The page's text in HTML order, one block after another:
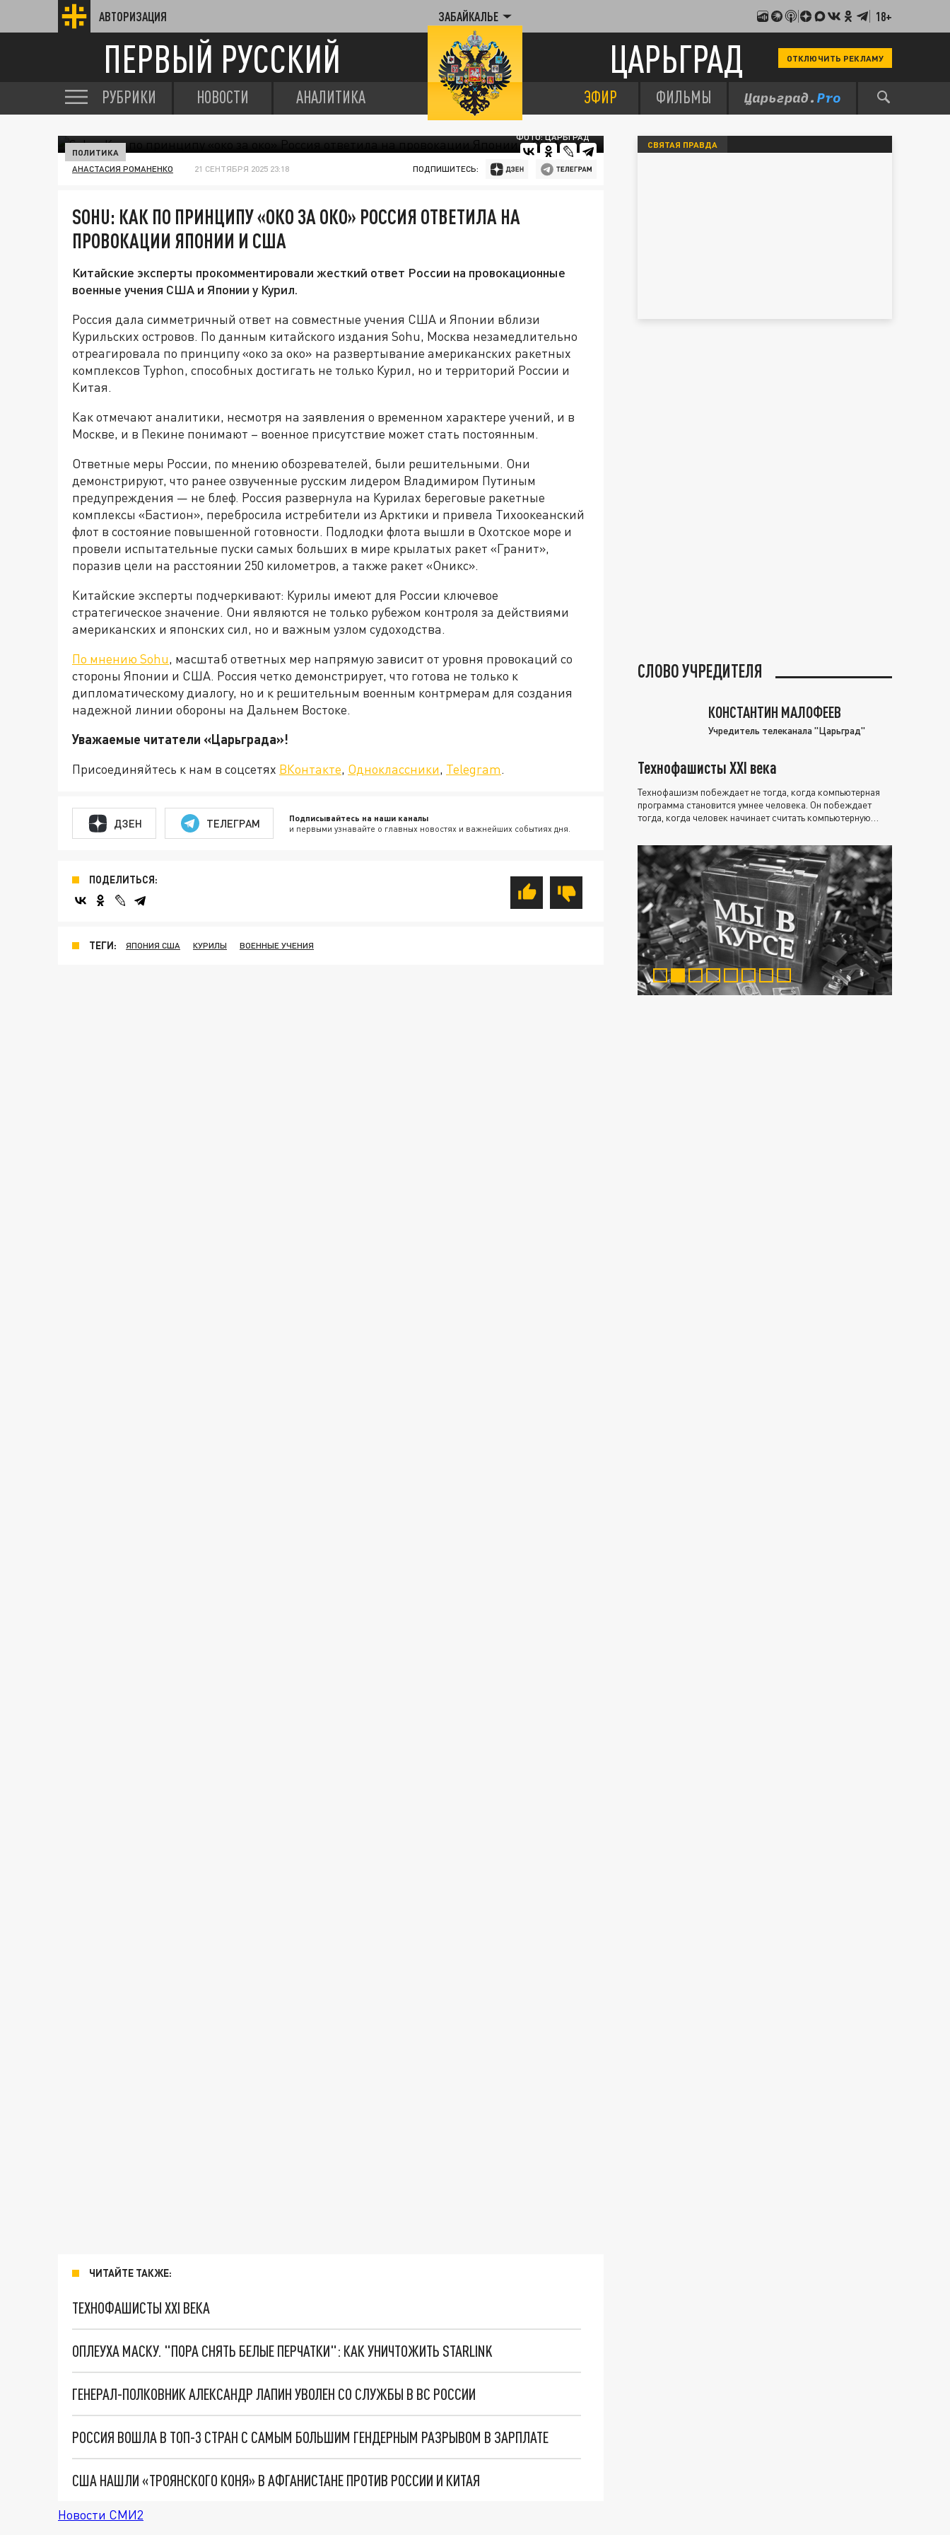
АВТОРИЗАЦИЯ ЗАБАЙКАЛЬЕ 18+
ПЕРВЫЙ РУССКИЙ ЦАРЬГРАД ОТКЛЮЧИТЬ РЕКЛАМУ
РУБРИКИ НОВОСТИ АНАЛИТИКА ЭФИР ФИЛЬМЫ
ФОТО: ЦАРЬГРАД
ПОЛИТИКА
АНАСТАСИЯ РОМАНЕНКО 21 СЕНТЯБРЯ 2025 23:18 ПОДПИШИТЕСЬ:
SOHU: КАК ПО ПРИНЦИПУ «ОКО ЗА ОКО» РОССИЯ ОТВЕТИЛА НА
ПРОВОКАЦИИ ЯПОНИИ И США
Китайские эксперты прокомментировали жесткий ответ России на провокационные
военные учения США и Японии у Курил.
Россия дала симметричный ответ на совместные учения США и Японии вблизи
Курильских островов. По данным китайского издания Sohu, Москва незамедлительно
отреагировала по принципу «око за око» на развертывание американских ракетных
комплексов Typhon, способных достигать не только Курил, но и территорий России и
Китая.
Как отмечают аналитики, несмотря на заявления о временном характере учений, и в
Москве, и в Пекине понимают – военное присутствие может стать постоянным.
Ответные меры России, по мнению обозревателей, были решительными. Они
демонстрируют, что ранее озвученные русским лидером Владимиром Путиным
предупреждения — не блеф. Россия развернула на Курилах береговые ракетные
комплексы «Бастион», перебросила истребители из Арктики и привела Тихоокеанский
флот в состояние повышенной готовности. Подлодки флота вышли в Охотское море и
провели испытательные пуски самых больших в мире крылатых ракет «Гранит»,
поразив цели на расстоянии 250 километров, а также ракет «Оникс».
Китайские эксперты подчеркивают: Курилы имеют для России ключевое
стратегическое значение. Они являются не только рубежом контроля за действиями
американских и японских сил, но и важным узлом судоходства.
По мнению Sohu, масштаб ответных мер напрямую зависит от уровня провокаций со
стороны Японии и США. Россия четко демонстрирует, что готова не только к
дипломатическому диалогу, но и к решительным военным контрмерам для создания
надежной линии обороны на Дальнем Востоке.
Уважаемые читатели «Царьграда»!
Присоединяйтесь к нам в соцсетях ВКонтакте, Одноклассники, Telegram.
ДЗЕН ТЕЛЕГРАМ Подписывайтесь на наши каналы
и первыми узнавайте о главных новостях и важнейших событиях дня.
ПОДЕЛИТЬСЯ:
ТЕГИ: ЯПОНИЯ США КУРИЛЫ ВОЕННЫЕ УЧЕНИЯ
ЧИТАЙТЕ ТАКЖЕ:
ТЕХНОФАШИСТЫ XXI ВЕКА
ОПЛЕУХА МАСКУ. "ПОРА СНЯТЬ БЕЛЫЕ ПЕРЧАТКИ": КАК УНИЧТОЖИТЬ STARLINK
ГЕНЕРАЛ-ПОЛКОВНИК АЛЕКСАНДР ЛАПИН УВОЛЕН СО СЛУЖБЫ В ВС РОССИИ
РОССИЯ ВОШЛА В ТОП-3 СТРАН С САМЫМ БОЛЬШИМ ГЕНДЕРНЫМ РАЗРЫВОМ В ЗАРПЛАТЕ
США НАШЛИ «ТРОЯНСКОГО КОНЯ» В АФГАНИСТАНЕ ПРОТИВ РОССИИ И КИТАЯ
Новости СМИ2
СВЯТАЯ ПРАВДА
СЛОВО УЧРЕДИТЕЛЯ
КОНСТАНТИН МАЛОФЕЕВ
Учредитель телеканала "Царьград"
Технофашисты XXI века
Технофашизм побеждает не тогда, когда компьютерная
программа становится умнее человека. Он побеждает
тогда, когда человек начинает считать компьютерную